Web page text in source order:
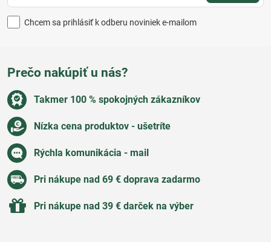
Chcem sa prihlásiť k odberu noviniek e-mailom
Prečo nakúpiť u nás?
Takmer 100 % spokojných zákazníkov
Nízka cena produktov - ušetríte
Rýchla komunikácia - mail
Pri nákupe nad 69 € doprava zadarmo
Pri nákupe nad 39 € darček na výber